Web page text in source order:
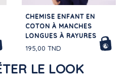
CHEMISE ENFANT EN
COTON À MANCHES
LONGUES À RAYURES
195,00 TND
LE LOOK